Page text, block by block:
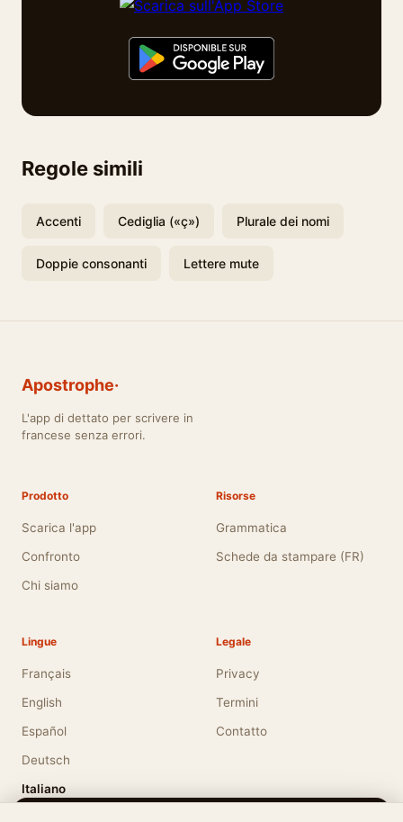
Regole simili
Accenti Cediglia («ç») Plurale dei nomi
Doppie consonanti Lettere mute
Apostrophe·
L'app di dettato per scrivere in
francese senza errori.
Prodotto
Scarica l'app
Confronto
Chi siamo
Risorse
Grammatica
Schede da stampare (FR)
Lingue
Français
English
Español
Deutsch
Italiano
Legale
Privacy
Termini
Contatto